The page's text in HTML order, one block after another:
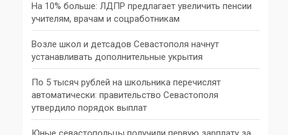
На 10% больше: ЛДПР предлагает увеличить пенсии
учителям, врачам и соцработникам
Возле школ и детсадов Севастополя начнут
устанавливать дополнительные укрытия
По 5 тысяч рублей на школьника перечислят
автоматически: правительство Севастополя
утвердило порядок выплат